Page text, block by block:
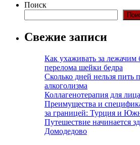
Поиск
Свежие записи
Как ухаживать за лежачим
перелома шейки бедра
Сколько дней нельзя пить
алкоголизма
Коллагенотерапия для
Преимущества и
за границей: Турция и
Путешествие начинается
Домодедово